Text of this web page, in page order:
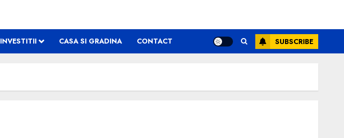
INVESTITII CASA SI GRADINA CONTACT SUBSCRIBE